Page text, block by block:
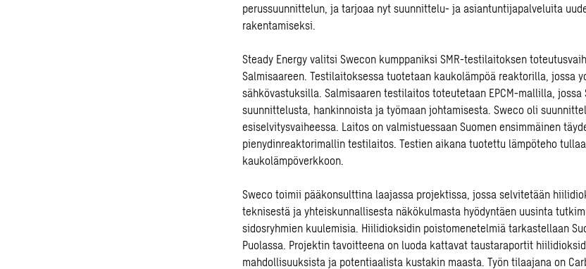
perussuunnittelun, ja tarjoaa nyt suunnittelu- ja asiantuntijapalveluita
rakentamiseksi.
Steady Energy valitsi Swecon kumppaniksi SMR-testilaitoksen
Salmisaareen. Testilaitoksessa tuotetaan kaukolämpöä reaktorilla, jossa
sähkövastuksilla. Salmisaaren testilaitos toteutetaan EPCM-mallilla, jossa
suunnittelusta, hankinnoista ja työmaan johtamisesta. Sweco oli
esiselvitysvaiheessa. Laitos on valmistuessaan Suomen ensimmäinen
pienydinreaktorimallin testilaitos. Testien aikana tuotettu lämpöteho
kaukolämpöverkkoon.
Sweco toimii pääkonsulttina laajassa projektissa, jossa selvitetään
teknisestä ja yhteiskunnallisesta näkökulmasta hyödyntäen uusinta
sidosryhmien kuulemisia. Hiilidioksidin poistomenetelmiä tarkastellaan
Puolassa. Projektin tavoitteena on luoda kattavat taustaraportit
mahdollisuuksista ja potentiaalista kustakin maasta. Työn tilaajana on